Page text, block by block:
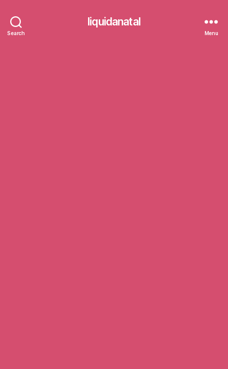
Search
liquidanatal
Menu